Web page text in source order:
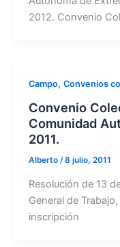
2012. Convenio
Campo, Convenios
Convenio
Comunidad
2011.
Alberto /8 julio, 2011
Resolución de 13
General de
inscripción